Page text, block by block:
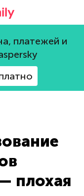
платежей и
плохая